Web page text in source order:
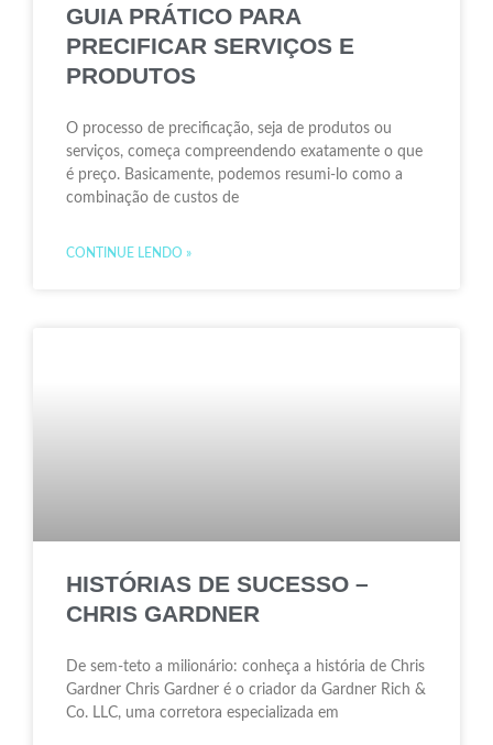
GUIA PRÁTICO PARA
PRECIFICAR SERVIÇOS E
PRODUTOS
O processo de precificação, seja de produtos ou
serviços, começa compreendendo exatamente o que
é preço. Basicamente, podemos resumi-lo como a
combinação de custos de
CONTINUE LENDO »
HISTÓRIAS DE SUCESSO –
CHRIS GARDNER
De sem-teto a milionário: conheça a história de Chris
Gardner Chris Gardner é o criador da Gardner Rich &
Co. LLC, uma corretora especializada em